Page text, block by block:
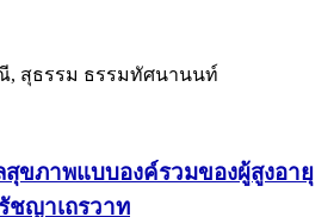
, สุธรรม ธรรมทัศนานนท์
ขภาพแบบองค์รวมของผู้สูงอายุ
ชญาเถรวาท